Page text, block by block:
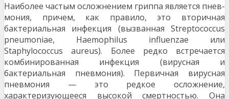
Наиболее частым осложнением гриппа является пнев­
мония, причем, как правило, это вторичная
бактериальная инфекция (вызванная Streptococcus
pneumoniae, Haemophilus influenzae или
Staphylococcus aureus). Более редко встречает­ся
комбинированная инфекция (вирусная и
бактериальная пневмония). Первичная вирусная
пневмония — это редкое осложнение,
характеризующееся высокой смертностью. Она